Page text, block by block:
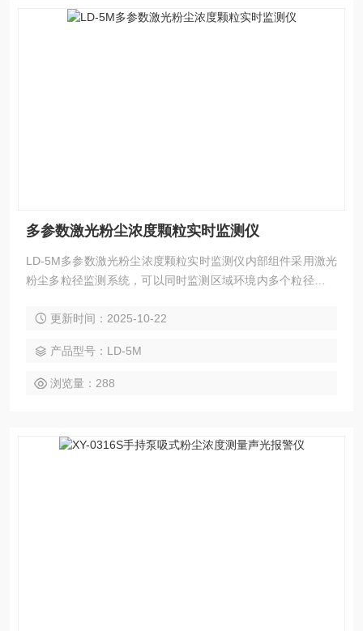
多参数激光粉尘浓度颗粒实时监测仪
LD-5M多参数激光粉尘浓度颗粒实时监测仪内部组件采用激光
粉尘多粒径监测系统，可以同时监测区域环境内多个粒径的粉
更新时间：2025-10-22
产品型号：LD-5M
浏览量：288